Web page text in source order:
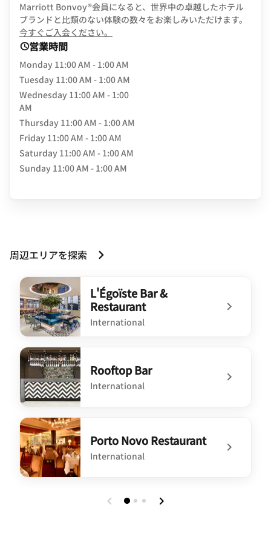
Marriott Bonvoy®会員になると、世界中の卓越したホテル
ブランドと比類のない体験の数々をお楽しみいただけます。
今すぐご入会ください。
営業時間
Monday 11:00 AM - 1:00 AM
Tuesday 11:00 AM - 1:00 AM
Wednesday 11:00 AM - 1:00
AM
Thursday 11:00 AM - 1:00 AM
Friday 11:00 AM - 1:00 AM
Saturday 11:00 AM - 1:00 AM
Sunday 11:00 AM - 1:00 AM
周辺エリアを探索
L'Égoïste Bar &
Restaurant
International
undefined L'Égoïste Bar & Restaurant
Rooftop Bar
International
undefined Rooftop Bar
Porto Novo Restaurant
International
undefined Porto Novo Restaurant